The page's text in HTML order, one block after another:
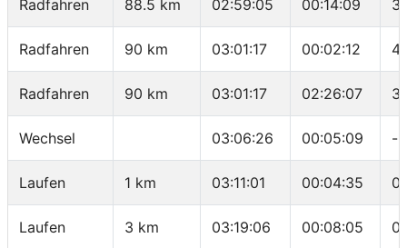
Radfahren 88.5 km 02:59:05 00:14:09
Radfahren 90 km 03:01:17 00:02:12
Radfahren 90 km 03:01:17 02:26:07
Wechsel 03:06:26 00:05:09 -
Laufen 1 km 03:11:01 00:04:35
Laufen 3 km 03:19:06 00:08:05